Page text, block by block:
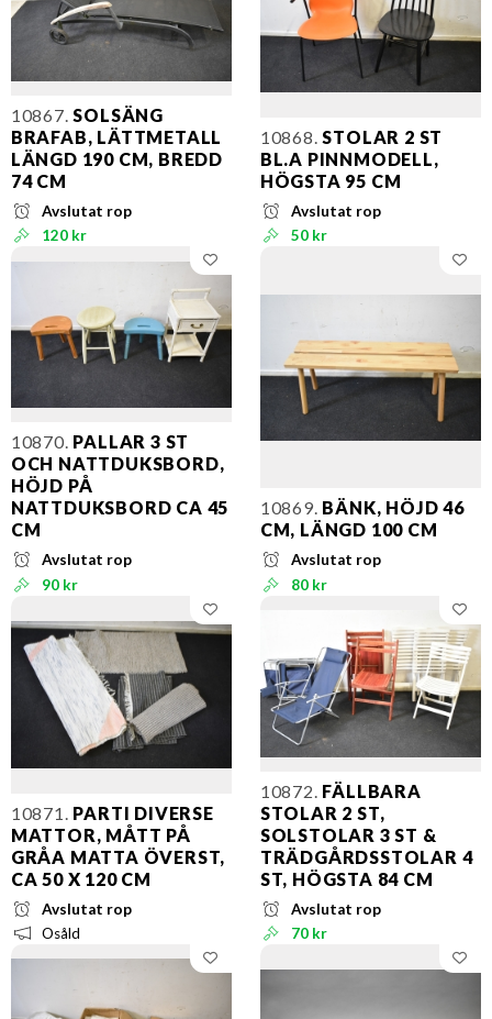
10867. SOLSÄNG
BRAFAB, LÄTTMETALL
LÄNGD 190 CM, BREDD
74 CM
Avslutat rop
120 kr
10868. STOLAR 2 ST
BL.A PINNMODELL,
HÖGSTA 95 CM
Avslutat rop
50 kr
10870. PALLAR 3 ST
OCH NATTDUKSBORD,
HÖJD PÅ
NATTDUKSBORD CA 45
CM
Avslutat rop
90 kr
10869. BÄNK, HÖJD 46
CM, LÄNGD 100 CM
Avslutat rop
80 kr
10871. PARTI DIVERSE
MATTOR, MÅTT PÅ
GRÅA MATTA ÖVERST,
CA 50 X 120 CM
Avslutat rop
Osåld
10872. FÄLLBARA
STOLAR 2 ST,
SOLSTOLAR 3 ST &
TRÄDGÅRDSSTOLAR 4
ST, HÖGSTA 84 CM
Avslutat rop
70 kr